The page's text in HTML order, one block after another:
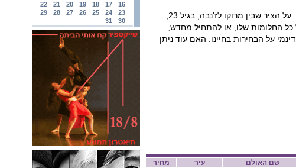
16
17
18
19
20
21
22
23
24
25
26
27
28
29
30
31
החלומות שלו, או להתחיל מחדש,
על הבחירות בחיינו. האם עוד ניתן
מחיר עיר שם האולם